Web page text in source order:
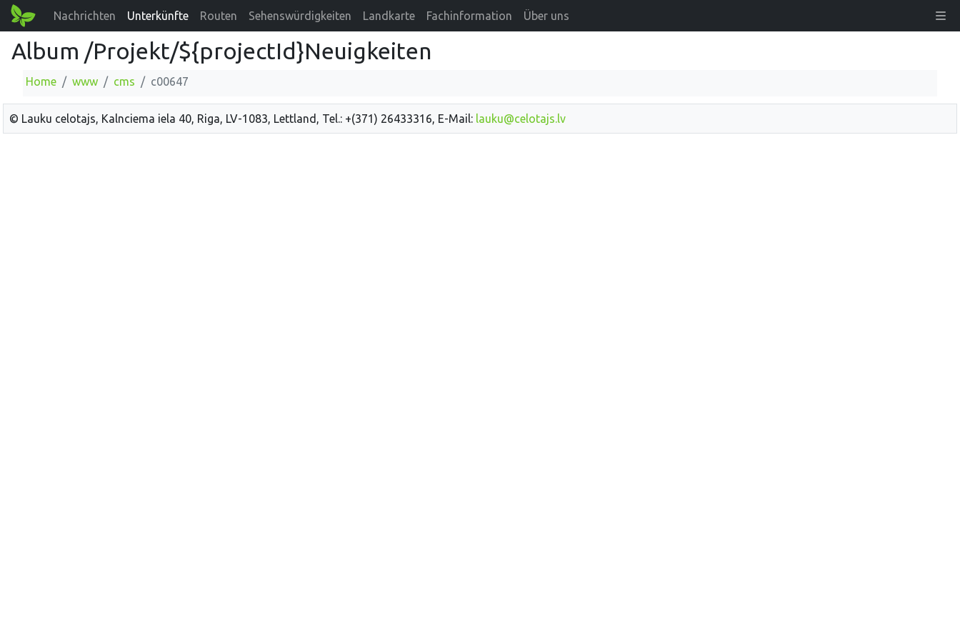
Nachrichten Unterkünfte Routen Sehenswürdigkeiten Landkarte Fachinformation Über uns
Album /Projekt/${projectId}Neuigkeiten
Home www cms c00647
© Lauku celotajs, Kalnciema iela 40, Riga, LV-1083, Lettland, Tel.: +(371) 26433316, E-Mail: lauku@celotajs.lv